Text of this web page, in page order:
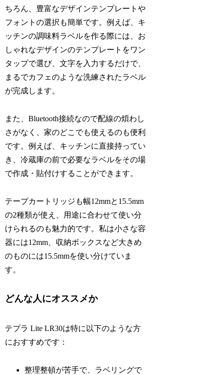
ちろん、豊富なデザインテンプレートや
フォントの選択も簡単です。例えば、キ
ッチンの調味料ラベルを作る際には、お
しゃれなデザインのテンプレートをワン
タップで選び、文字を入力するだけで、
まるでカフェのような洗練されたラベル
が完成します。
また、Bluetooth接続なので配線の煩わし
さがなく、家のどこでも使えるのも便利
です。例えば、キッチンに直接持ってい
き、冷蔵庫の前で必要なラベルをその場
で作成・貼付けすることができます。
テープカートリッジも幅12mmと15.5mm
の2種類が使え、用途に合わせて使い分
けられるのも魅力的です。私は小さな容
器には12mm、収納ボックスなど大きめ
のものには15.5mmを使い分けていま
す。
どんな人にオススメか
テプラ Lite LR30は特に以下のような方
におすすめです：
整理整頓が苦手で、ラベリングで